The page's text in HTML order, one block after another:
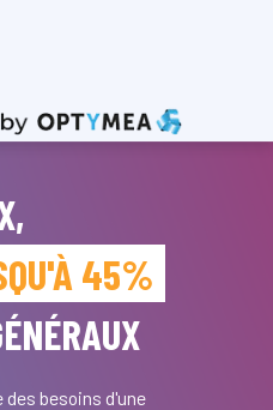
45%
besoins d'une